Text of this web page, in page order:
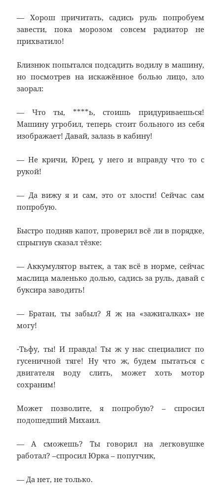
— Хорош причитать, садись руль попробуем
завести, пока морозом совсем радиатор не
прихватило!
Близнюк попытался подсадить водилу в машину,
но посмотрев на искажённое болью лицо, зло
заорал:
— Что ты, ****ь, стоишь придуриваешься!
Машину угробил, теперь стоит больного из себя
изображает! Давай, залазь в кабину!
— Не кричи, Юрец, у него и вправду что то с
рукой!
— Да вижу я и сам, это от злости! Сейчас сам
попробую.
Быстро подняв капот, проверил всё ли в порядке,
спрыгнув сказал тёзке:
— Аккумулятор вытек, а так всё в норме, сейчас
маслица маленько долью, садись за руль, давай с
буксира заводить!
— Братан, ты забыл? Я ж на «зажигалках» не
могу!
-Тьфу, ты! И правда! Ты ж у нас специалист по
гусеничной тяге! Ну что ж, будем пытаться с
двигателя воду слить, может хоть мотор
сохраним!
Может позволите, я попробую? – спросил
подошедший Михаил.
— А сможешь? Ты говорил на легковушке
работал? –спросил Юрка – попутчик,
— Да нет, не только.